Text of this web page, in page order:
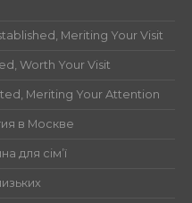
Meriting Your Visit
Worth Your Visit
Meriting Your Attention
в Москве
для сім’ї